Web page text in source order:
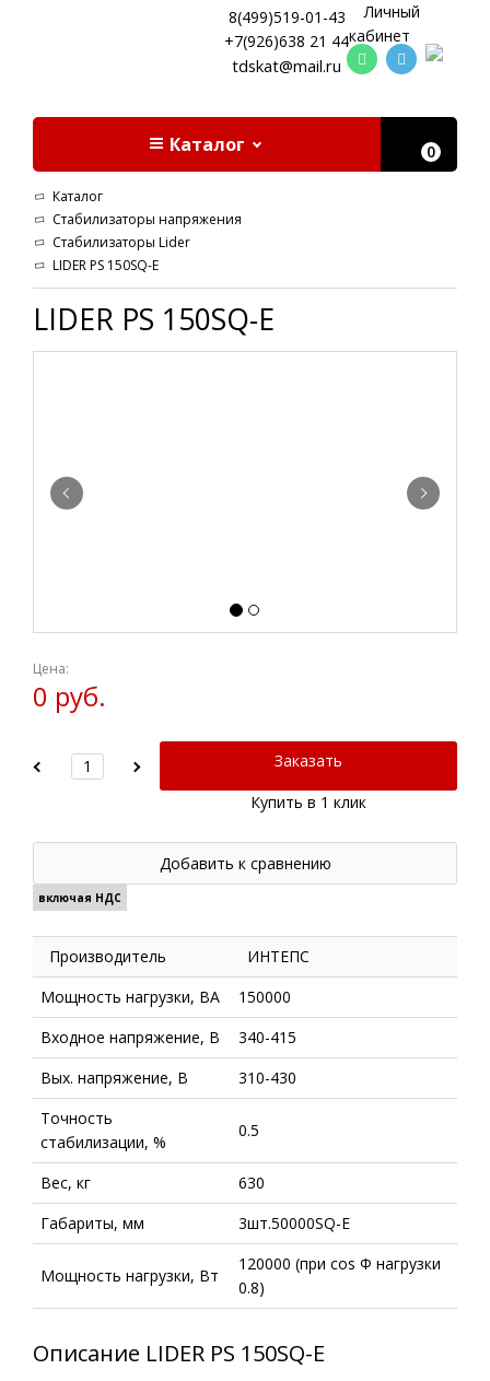
8(499)519-01-43
+7(926)638 21 44
tdskat@mail.ru
Личный
кабинет
Каталог 0
Каталог
Стабилизаторы напряжения
Стабилизаторы Lider
LIDER PS 150SQ-E
LIDER PS 150SQ-E
Цена:
0 руб.
Заказать
Купить в 1 клик
Добавить к сравнению
включая НДС
Производитель
ИНТЕПС
Мощность нагрузки, ВА
150000
Входное напряжение, В
340-415
Вых. напряжение, В
310-430
Точность
стабилизации, %
0.5
Вес, кг
630
Габариты, мм
3шт.50000SQ-E
Мощность нагрузки, Вт
120000 (при cos Ф нагрузки
0.8)
Описание LIDER PS 150SQ-E